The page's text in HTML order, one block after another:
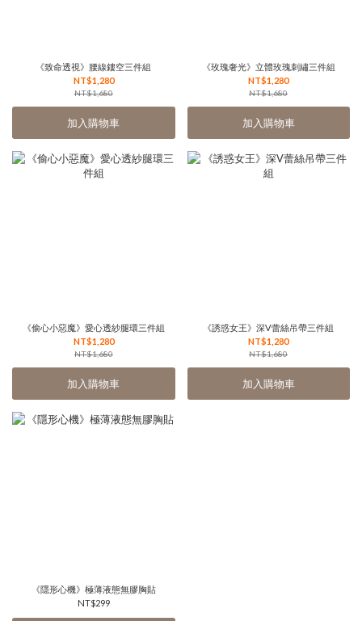
《致命透視》腰線鏤空三件組
NT$1,280
NT$1,680
加入購物車
《玫瑰奢光》立體玫瑰刺繡三件組
NT$1,280
NT$1,680
加入購物車
《偷心小惡魔》愛心透紗腿環三件組
NT$1,280
NT$1,680
加入購物車
《誘惑女王》深V蕾絲吊帶三件組
NT$1,280
NT$1,680
加入購物車
《隱形心機》極薄液態無膠胸貼
NT$299